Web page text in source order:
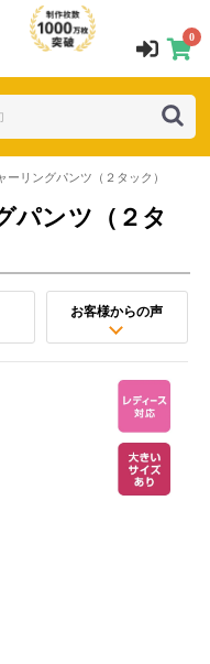
0
ーリングパンツ（２タック）
パンツ（２タ
お客様からの声